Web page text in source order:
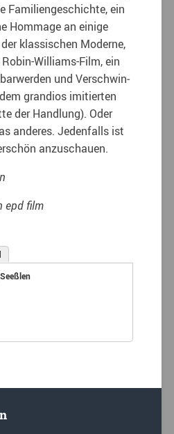
Familiengeschichte, ein
Hommage an einige
klassischen Moderne,
Williams-Film, ein
und Verschwin­
grandios imitierten
der Handlung). Oder
anderes. Jedenfalls ist
anzuschauen.
epd film